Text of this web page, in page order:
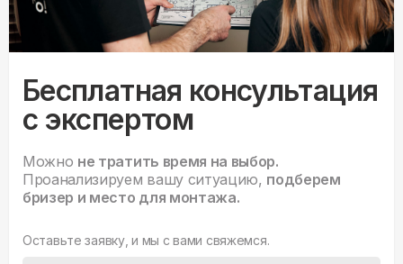
Бесплатная консультация
с экспертом
Можно не тратить время на выбор.
Проанализируем вашу ситуацию, подберем
бризер и место для монтажа.
Оставьте заявку, и мы с вами свяжемся.